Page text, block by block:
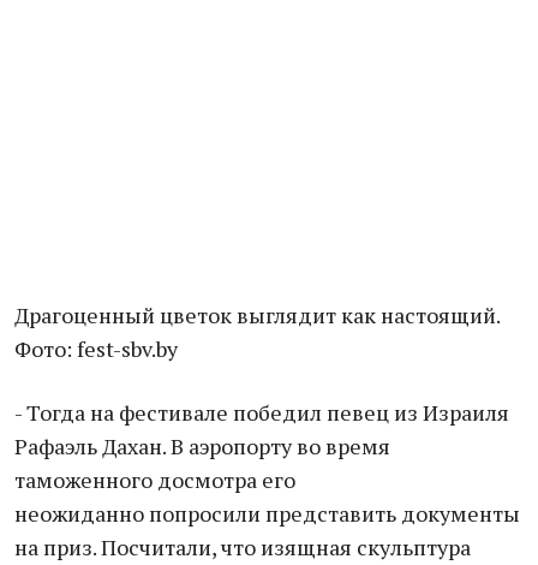
Драгоценный цветок выглядит как настоящий.
Фото: fest-sbv.by
- Тогда на фестивале победил певец из Израиля
Рафаэль Дахан. В аэропорту во время
таможенного досмотра его
неожиданно попросили представить документы
на приз. Посчитали, что изящная скульптура